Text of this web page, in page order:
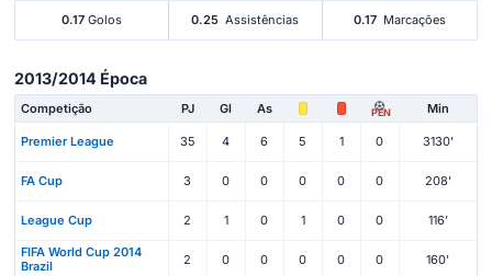
0.17Golos 0.25 Assistências 0.17 Marcações
2013/2014 Época
Competição PJ Gl As PEN Min
Premier League 35 4 6 5 1 0 3130'
FA Cup 3 0 0 0 0 0 208'
League Cup 2 1 0 1 0 0 116'
FIFA World Cup 2014
Brazil
2 0 0 0 0 0 160'